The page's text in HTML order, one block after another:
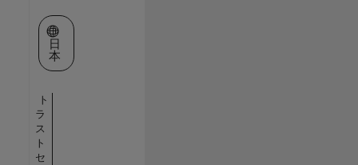
Web サイトの選択
日
本
ト
ラ
ス
ト
セ